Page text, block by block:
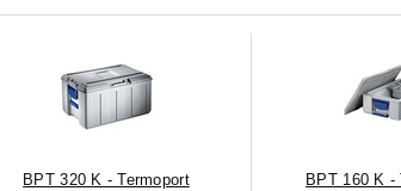
BPT 320 K - Termoport BPT 160 K -